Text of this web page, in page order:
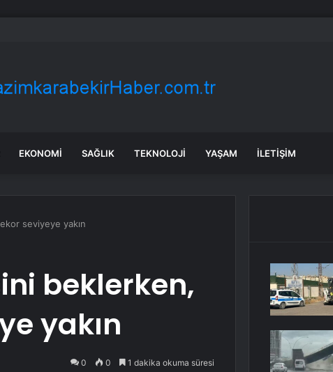
Çarptı
EKONOMI SAĞLIK TEKNOLOJI YAŞAM İLETIŞIM
seviyeye yakın
beklerken,
yakın
0 0 1 dakika okuma süresi